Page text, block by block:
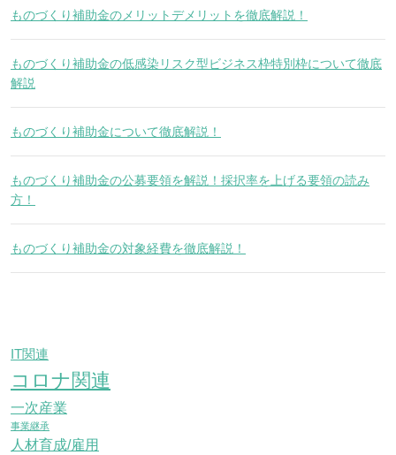
ものづくり補助金のメリットデメリットを徹底解説！
ものづくり補助金の低感染リスク型ビジネス枠特別枠について徹底
解説
ものづくり補助金について徹底解説！
ものづくり補助金の公募要領を解説！採択率を上げる要領の読み
方！
ものづくり補助金の対象経費を徹底解説！
IT関連
コロナ関連
一次産業
事業継承
人材育成/雇用